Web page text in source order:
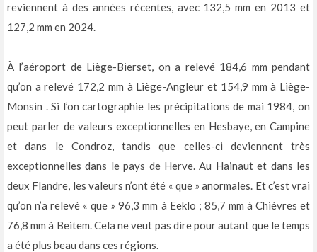
reviennent à des années récentes, avec 132,5 mm en 2013 et
127,2 mm en 2024.
À l’aéroport de Liège-Bierset, on a relevé 184,6 mm pendant
qu’on a relevé 172,2 mm à Liège-Angleur et 154,9 mm à Liège-
Monsin . Si l’on cartographie les précipitations de mai 1984, on
peut parler de valeurs exceptionnelles en Hesbaye, en Campine
et dans le Condroz, tandis que celles-ci deviennent très
exceptionnelles dans le pays de Herve. Au Hainaut et dans les
deux Flandre, les valeurs n’ont été « que » anormales. Et c’est vrai
qu’on n’a relevé « que » 96,3 mm à Eeklo ; 85,7 mm à Chièvres et
76,8 mm à Beitem. Cela ne veut pas dire pour autant que le temps
a été plus beau dans ces régions.